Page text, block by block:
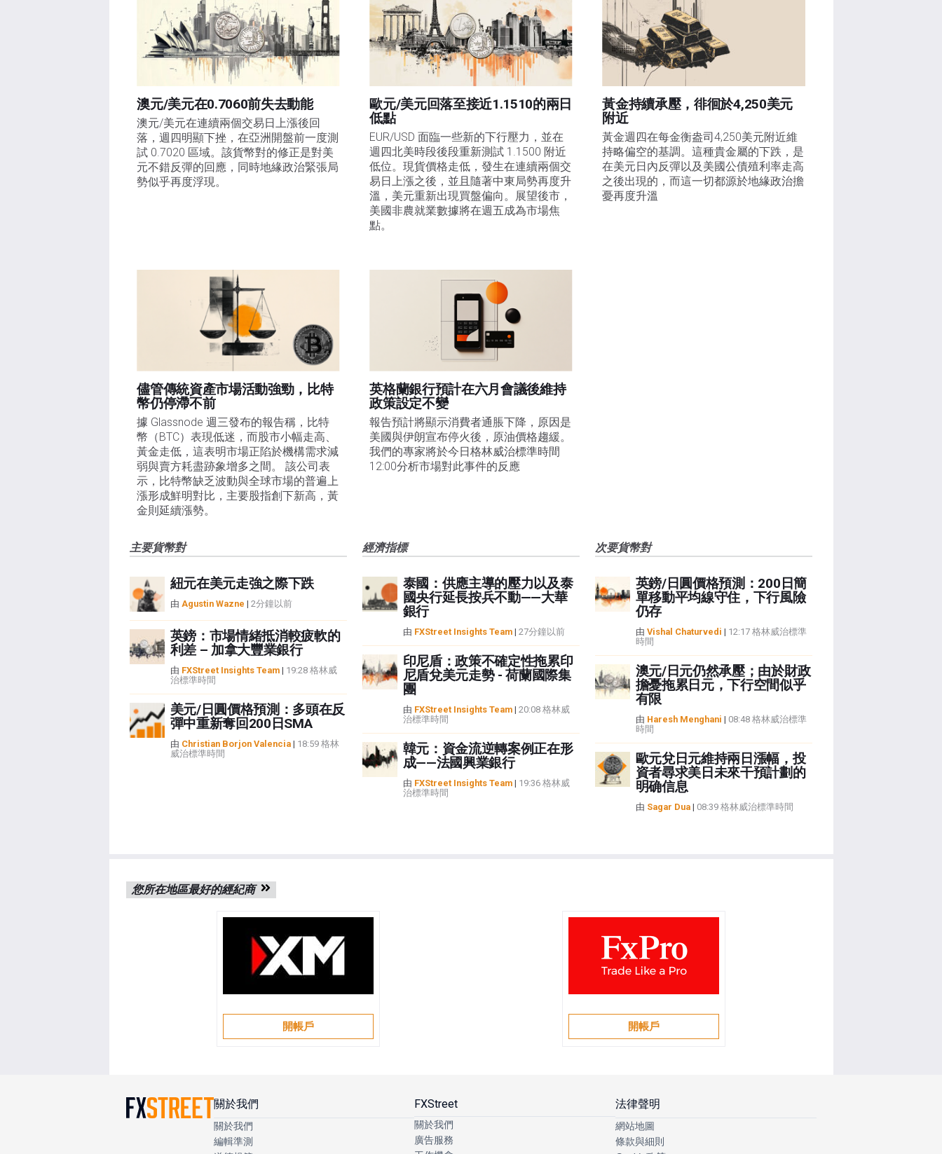
澳元/美元在0.7060前失去動能
澳元/美元在連續兩個交易日上漲後回
落，週四明顯下挫，在亞洲開盤前一度測
試 0.7020 區域。該貨幣對的修正是對美
元不錯反彈的回應，同時地緣政治緊張局
勢似乎再度浮現。
歐元/美元回落至接近1.1510的兩日
低點
EUR/USD 面臨一些新的下行壓力，並在
週四北美時段後段重新測試 1.1500 附近
低位。現貨價格走低，發生在連續兩個交
易日上漲之後，並且隨著中東局勢再度升
溫，美元重新出現買盤偏向。展望後市，
美國非農就業數據將在週五成為市場焦
點。
黃金持續承壓，徘徊於4,250美元
附近
黃金週四在每金衡盎司4,250美元附近維
持略偏空的基調。這種貴金屬的下跌，是
在美元日內反彈以及美國公債殖利率走高
之後出現的，而這一切都源於地緣政治擔
憂再度升溫
儘管傳統資產市場活動強勁，比特
幣仍停滯不前
據 Glassnode 週三發布的報告稱，比特
幣（BTC）表現低迷，而股市小幅走高、
黃金走低，這表明市場正陷於機構需求減
弱與賣方耗盡跡象增多之間。 該公司表
示，比特幣缺乏波動與全球市場的普遍上
漲形成鮮明對比，主要股指創下新高，黃
金則延續漲勢。
英格蘭銀行預計在六月會議後維持
政策設定不變
報告預計將顯示消費者通脹下降，原因是
美國與伊朗宣布停火後，原油價格趨緩。
我們的專家將於今日格林威治標準時間
12:00分析市場對此事件的反應
主要貨幣對
紐元在美元走強之際下跌
由 Agustin Wazne | 2分鐘以前
英鎊：市場情緒抵消較疲軟的
利差 – 加拿大豐業銀行
由 FXStreet Insights Team| 19:28 格林威
治標準時間
美元/日圓價格預測：多頭在反
彈中重新奪回200日SMA
由 Christian Borjon Valencia| 18:59 格林
威治標準時間
經濟指標
泰國：供應主導的壓力以及泰
國央行延長按兵不動——大華
銀行
由 FXStreet Insights Team| 27分鐘以前
印尼盾：政策不確定性拖累印
尼盾兌美元走勢 - 荷蘭國際集
團
由 FXStreet Insights Team| 20:08 格林威
治標準時間
韓元：資金流逆轉案例正在形
成——法國興業銀行
由 FXStreet Insights Team| 19:36 格林威
治標準時間
次要貨幣對
英鎊/日圓價格預測：200日簡
單移動平均線守住，下行風險
仍存
由 Vishal Chaturvedi | 12:17 格林威治標準
時間
澳元/日元仍然承壓；由於財政
擔憂拖累日元，下行空間似乎
有限
由 Haresh Menghani | 08:48 格林威治標準
時間
歐元兌日元維持兩日漲幅，投
資者尋求美日未來干預計劃的
明确信息
由 Sagar Dua| 08:39 格林威治標準時間
您所在地區最好的經紀商
開帳戶 開帳戶
關於我們
關於我們
編輯準測
FXStreet
關於我們
廣告服務
法律聲明
網站地圖
條款與細則